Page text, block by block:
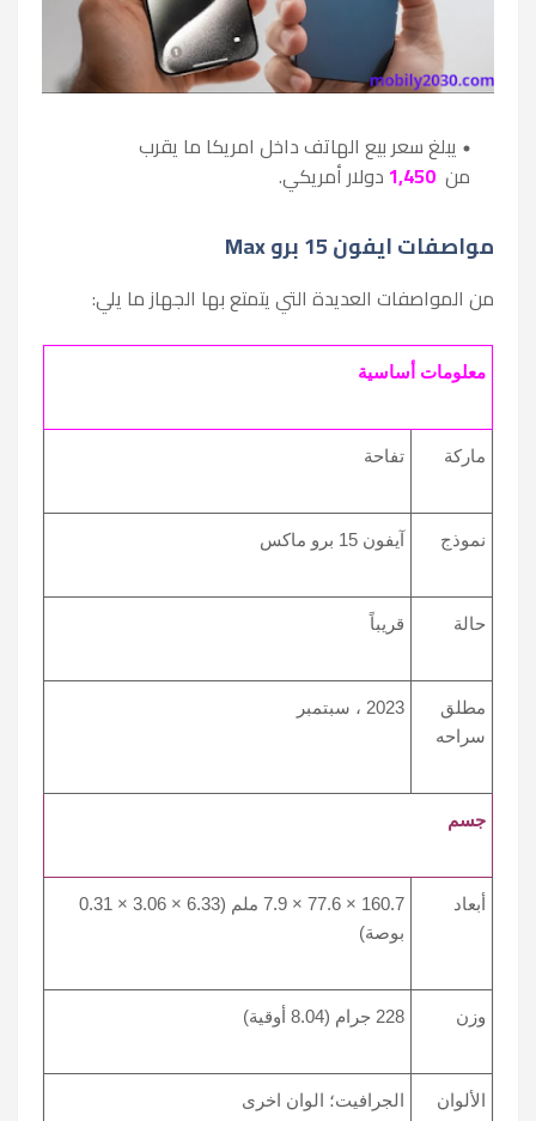
يبلغ سعر بيع الهاتف داخل امريكا ما يقرب
من 1,450 دولار أمريكي.
مواصفات ايفون 15 برو Max
من المواصفات العديدة التي يتمتع بها الجهاز ما يلي:
معلومات أساسية
ماركة تفاحة
نموذج آيفون 15 برو ماكس
حالة قريباً
مطلق
سراحه
2023 ، سبتمبر
جسم
أبعاد
160.7 × 77.6 × 7.9 ملم (6.33 × 3.06 × 0.31
بوصة)
وزن 228 جرام (8.04 أوقية)
الألوان الجرافيت؛ الوان اخرى